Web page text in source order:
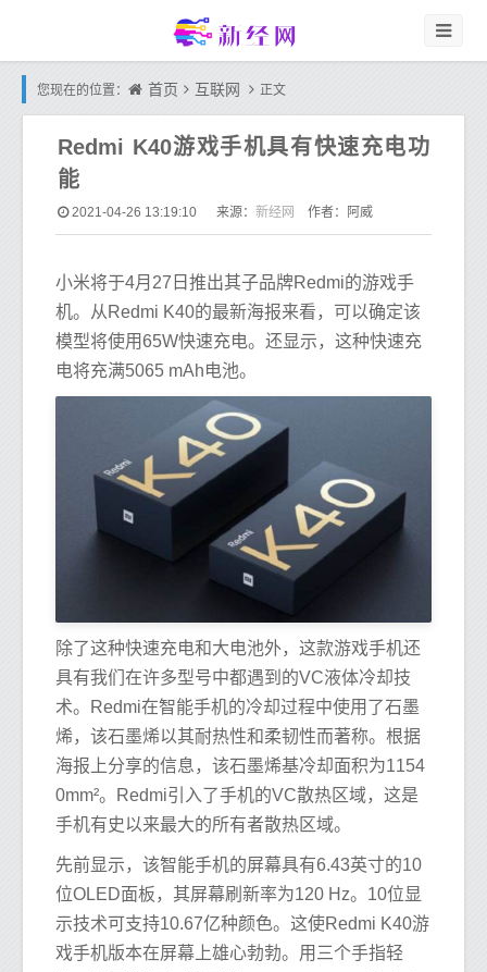
您现在的位置： 首页 互联网 正文
Redmi K40游戏手机具有快速充电功
能
2021-04-26 13:19:10 来源： 新经网 作者：阿威
小米将于4月27日推出其子品牌Redmi的游戏手
机。从Redmi K40的最新海报来看，可以确定该
模型将使用65W快速充电。还显示，这种快速充
电将充满5065 mAh电池。
除了这种快速充电和大电池外，这款游戏手机还
具有我们在许多型号中都遇到的VC液体冷却技
术。Redmi在智能手机的冷却过程中使用了石墨
烯，该石墨烯以其耐热性和柔韧性而著称。根据
海报上分享的信息，该石墨烯基冷却面积为1154
0mm²。Redmi引入了手机的VC散热区域，这是
手机有史以来最大的所有者散热区域。
先前显示，该智能手机的屏幕具有6.43英寸的10
位OLED面板，其屏幕刷新率为120 Hz。10位显
示技术可支持10.67亿种颜色。这使Redmi K40游
戏手机版本在屏幕上雄心勃勃。用三个手指轻